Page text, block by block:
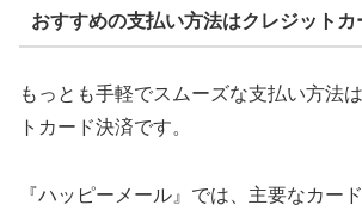
おすすめの支払い方法はクレジットカ
もっとも手軽でスムーズな支払い方法
トカード決済です。
『ハッピーメール』では、主要なカー